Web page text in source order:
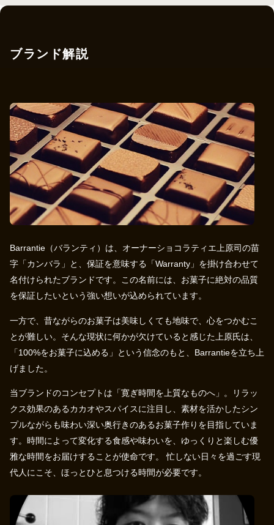
ブランド解説
Barrantie（バランティ）は、オーナーショコラティエ上原司の苗
字「カンバラ」と、保証を意味する「Warranty」を掛け合わせて
名付けられたブランドです。この名前には、お菓子に絶対の品質
を保証したいという強い想いが込められています。
一方で、昔ながらのお菓子は美味しくても地味で、心をつかむこ
とが難しい。そんな現状に何かが欠けていると感じた上原氏は、
「100%をお菓子に込める」という信念のもと、Barrantieを立ち上
げました。
当ブランドのコンセプトは「寛ぎ時間を上質なものへ」。リラッ
クス効果のあるカカオやスパイスに注目し、素材を活かしたシン
プルながらも味わい深い奥行きのあるお菓子作りを目指していま
す。時間によって変化する食感や味わいを、ゆっくりと楽しむ優
雅な時間をお届けすることが使命です。 忙しない日々を過ごす現
代人にこそ、ほっとひと息つける時間が必要です。